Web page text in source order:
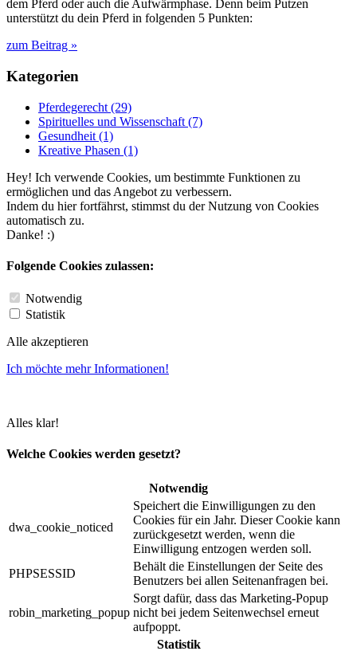
dem Pferd oder auch die Aufwärmphase. Denn beim Putzen
unterstützt du dein Pferd in folgenden 5 Punkten:
zum Beitrag »
Kategorien
Pferdegerecht (29)
Spirituelles und Wissenschaft (7)
Gesundheit (1)
Kreative Phasen (1)
Hey! Ich verwende Cookies, um bestimmte Funktionen zu
ermöglichen und das Angebot zu verbessern.
Indem du hier fortfährst, stimmst du der Nutzung von Cookies
automatisch zu.
Danke! :)
Folgende Cookies zulassen:
Notwendig
Statistik
Alle akzeptieren
Ich möchte mehr Informationen!
Alles klar!
Welche Cookies werden gesetzt?
Notwendig
dwa_cookie_noticed
Speichert die Einwilligungen zu den
Cookies für ein Jahr. Dieser Cookie kann
zurückgesetzt werden, wenn die
Einwilligung entzogen werden soll.
PHPSESSID
Behält die Einstellungen der Seite des
Benutzers bei allen Seitenanfragen bei.
robin_marketing_popup
Sorgt dafür, dass das Marketing-Popup
nicht bei jedem Seitenwechsel erneut
aufpoppt.
Statistik